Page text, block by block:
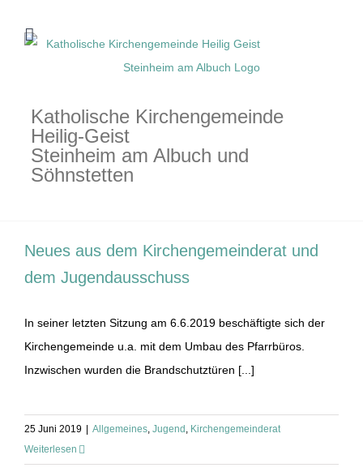
Inhalt
Katholische Kirchengemeinde
Heilig-Geist
Steinheim am Albuch und
Söhnstetten
Neues aus dem Kirchengemeinderat und
dem Jugendausschuss
In seiner letzten Sitzung am 6.6.2019 beschäftigte sich der
Kirchengemeinde u.a. mit dem Umbau des Pfarrbüros.
Inzwischen wurden die Brandschutztüren [...]
25 Juni 2019 Allgemeines, Jugend , Kirchengemeinderat
Weiterlesen